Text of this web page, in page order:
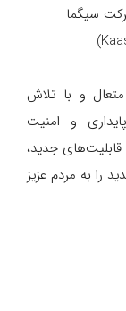
سیگما
و با تلاش
و امنیت
جدید،
را به مردم عزیز